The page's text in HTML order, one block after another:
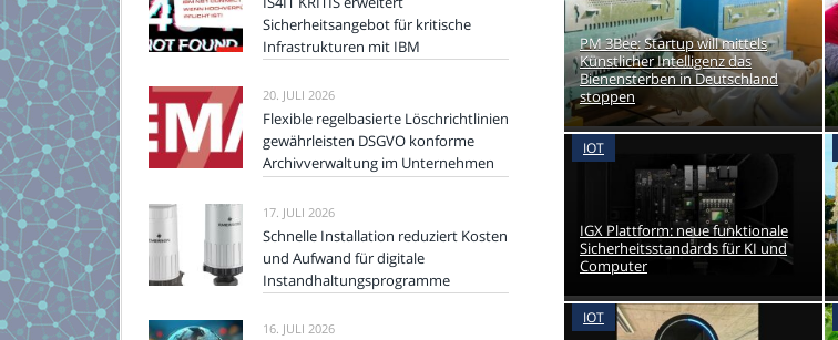
PM 3Bee: Startup will mittels
Künstlicher Intelligenz das
Bienensterben in Deutschland
stoppen
IOT
IGX Plattform: neue funktionale
Sicherheitsstandards für KI und
Computer
IOT
Sicherheitsangebot für kritische
Infrastrukturen mit IBM
20. JULI 2026
Flexible regelbasierte Löschrichtlinien
gewährleisten DSGVO konforme
Archivverwaltung im Unternehmen
17. JULI 2026
Schnelle Installation reduziert Kosten
und Aufwand für digitale
Instandhaltungsprogramme
16. JULI 2026